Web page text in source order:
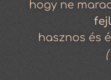
hogy ne
hasznos és
(